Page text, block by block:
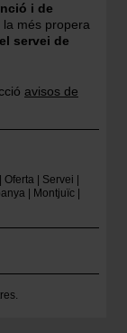
i de
la més propera
servei de
avisos de
Oferta
Servei
Montjuïc
.